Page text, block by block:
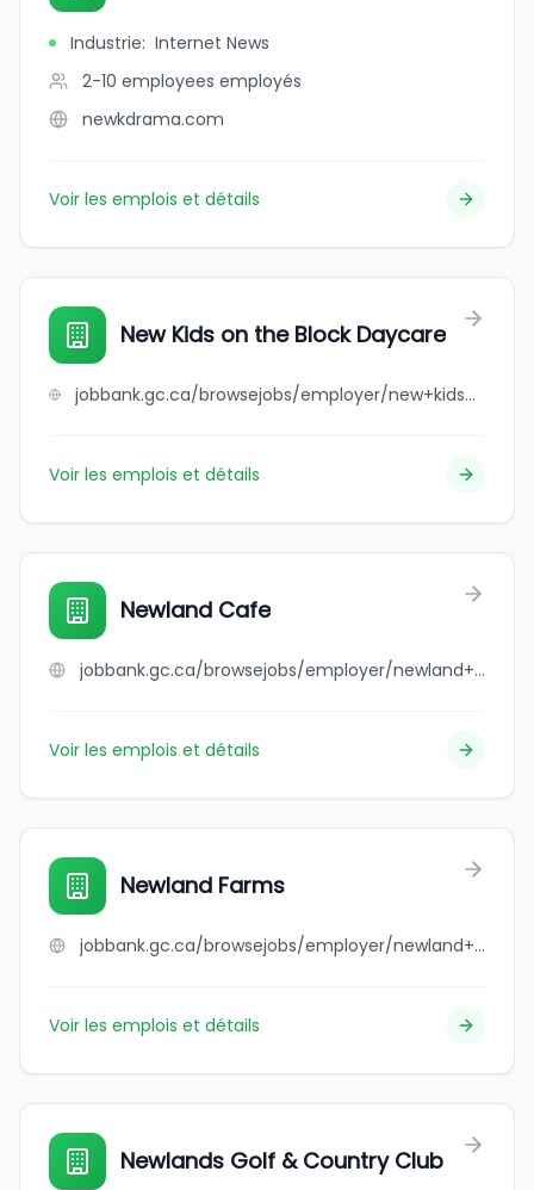
Industrie: Internet News
2-10 employees employés
newkdrama.com
Voir les emplois et détails
New Kids on the Block Daycare
jobbank.gc.ca/browsejobs/employer/new+kids+on+the+block+daycare/ca
Voir les emplois et détails
Newland Cafe
jobbank.gc.ca/browsejobs/employer/newland+cafe/ca
Voir les emplois et détails
Newland Farms
jobbank.gc.ca/browsejobs/employer/newland+farms/ca
Voir les emplois et détails
Newlands Golf & Country Club